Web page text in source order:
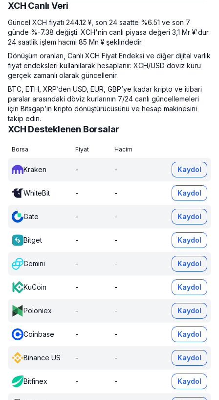
XCH Canlı Veri
Güncel XCH fiyatı 244.12 ¥, son 24 saatte %6.51 ve son 7
günde %-7.38 değişti. XCH'nin canlı piyasa değeri 3,1 Mr ¥'dur.
24 saatlik işlem hacmi 85 Mn ¥ şeklindedir.
Dönüşüm oranları, Canlı XCH Fiyat Endeksi ve diğer dijital varlık
fiyat endeksleri kullanılarak hesaplanır. XCH/USD döviz kuru
gerçek zamanlı olarak güncellenir.
BTC, ETH, XRP’den USD, EUR, GBP’ye kadar kripto ve itibari
paralar arasındaki döviz kurlarının 7/24 canlı güncellemeleri
için Bitsgap’in kripto dönüştürücüsünü ve hesap makinesini
takip edin.
XCH Desteklenen Borsalar
Borsa Fiyat Hacim
Kraken - - Kaydol
WhiteBit - - Kaydol
Gate - - Kaydol
Bitget - - Kaydol
Gemini - - Kaydol
KuCoin - - Kaydol
Poloniex - - Kaydol
Coinbase - - Kaydol
Binance US - - Kaydol
Bitfinex - - Kaydol